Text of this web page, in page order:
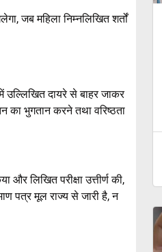
जब महिला निम्नलिखित शर्तों
उल्लिखित दायरे से बाहर जाकर
का भुगतान करने तथा वरिष्ठता
और लिखित परीक्षा उत्तीर्ण की,
पत्र मूल राज्य से जारी है, न